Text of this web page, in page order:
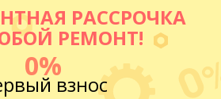
РАССРОЧКА
РЕМОНТ!
0%
взнос